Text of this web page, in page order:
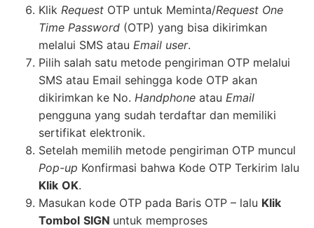
Klik Request OTP untuk Meminta/Request One
Time Password (OTP) yang bisa dikirimkan
melalui SMS atau Email user.
Pilih salah satu metode pengiriman OTP melalui
SMS atau Email sehingga kode OTP akan
dikirimkan ke No. Handphone atau Email
pengguna yang sudah terdaftar dan memiliki
sertifikat elektronik.
Setelah memilih metode pengiriman OTP muncul
Pop-up Konfirmasi bahwa Kode OTP Terkirim lalu
Klik OK.
Masukan kode OTP pada Baris OTP – lalu Klik
Tombol SIGN untuk memproses